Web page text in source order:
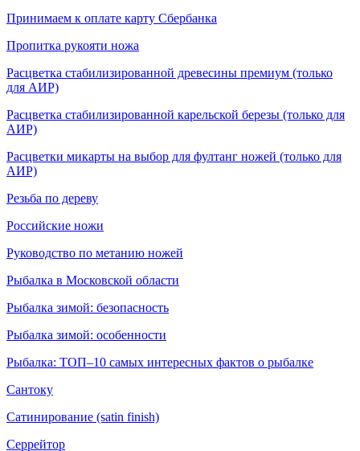
Принимаем к оплате карту Сбербанка
Пропитка рукояти ножа
Расцветка стабилизированной древесины премиум (только
для АИР)
Расцветка стабилизированной карельской березы (только для
АИР)
Расцветки микарты на выбор для фултанг ножей (только для
АИР)
Резьба по дереву
Российские ножи
Руководство по метанию ножей
Рыбалка в Московской области
Рыбалка зимой: безопасность
Рыбалка зимой: особенности
Рыбалка: ТОП–10 самых интересных фактов о рыбалке
Сантоку
Сатинирование (satin finish)
Серрейтор